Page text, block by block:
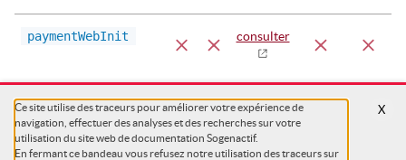
paymentWebInit consulter
Ce site utilise des traceurs pour améliorer votre expérience de
navigation, effectuer des analyses et des recherches sur votre
utilisation du site web de documentation Sogenactif.
En fermant ce bandeau vous refusez notre utilisation des traceurs sur
X